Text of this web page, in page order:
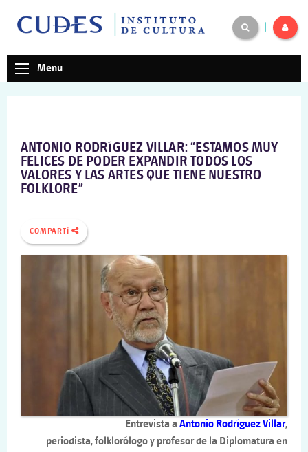
Menu
ANTONIO RODRÍGUEZ VILLAR: “ESTAMOS MUY
FELICES DE PODER EXPANDIR TODOS LOS
VALORES Y LAS ARTES QUE TIENE NUESTRO
FOLKLORE”
COMPARTÍ
Entrevista a Antonio Rodríguez Villar,
periodista, folklorólogo y profesor de la Diplomatura en